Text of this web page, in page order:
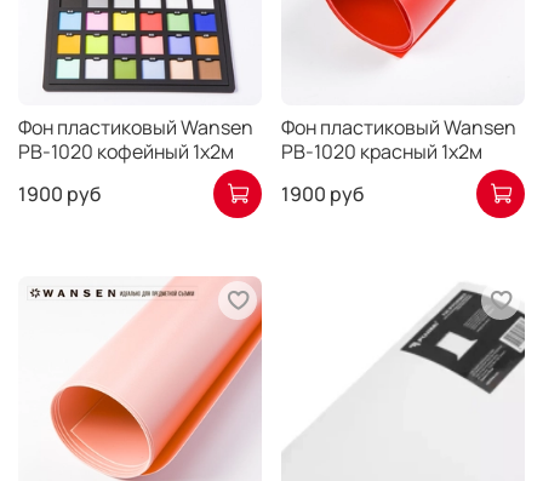
Фон пластиковый Wansen
PB-1020 кофейный 1х2м
1900 руб
Фон пластиковый Wansen
PB-1020 красный 1х2м
1900 руб